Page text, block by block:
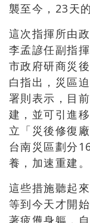
襲至今，23天
這次指揮所由
李孟諺任副指
市政府研商災
白指出，災區
署則表示，目
建，並可引進
立「災後修復
台南災區劃分
養，加速重建。
這些措施聽起
等到今天才開
著疲憊身軀，